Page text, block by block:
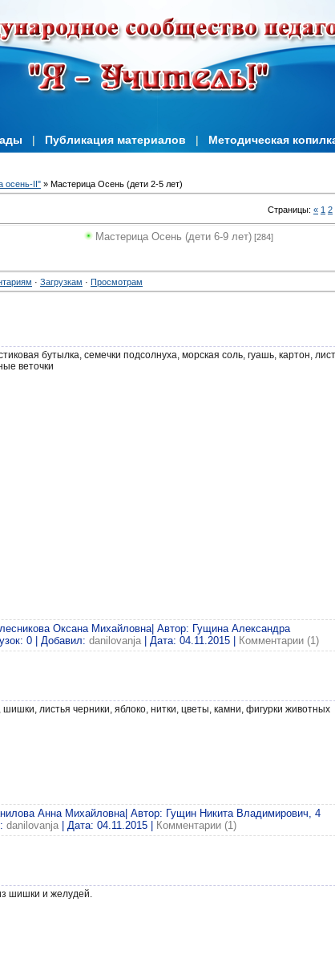
| Публикация материалов | Методическая
осень-II" » Мастерица Осень (дети 2-5 лет)
Страницы: « 1 2
Мастерица Осень (дети 6-9 лет) [284]
· Загрузкам · Просмотрам
бутылка, семечки подсолнуха, морская соль, гуашь, картон,
веточки
Оксана Михайловна| Автор: Гущина Александра
0 | Добавил: danilovanja | Дата: 04.11.2015 Комментарии (1)
шишки, листья черники, яблоко, нитки, цветы, камни, фигурки животных
Анна Михайловна| Автор: Гущин Никита Владимирович, 4
danilovanja | Дата: 04.11.2015 Комментарии (1)
шишки и желудей.